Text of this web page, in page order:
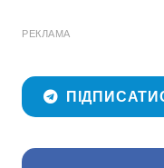
РЕКЛАМА